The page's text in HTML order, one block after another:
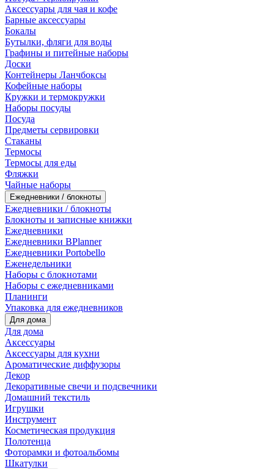
Аксессуары для чая и кофе
Барные аксессуары
Бокалы
Бутылки, фляги для воды
Графины и питейные наборы
Доски
Контейнеры Ланчбоксы
Кофейные наборы
Кружки и термокружки
Наборы посуды
Посуда
Предметы сервировки
Стаканы
Термосы
Термосы для еды
Фляжки
Чайные наборы
Ежедневники / блокноты
Ежедневники / блокноты
Блокноты и записные книжки
Ежедневники
Ежедневники BPlanner
Ежедневники Portobello
Еженедельники
Наборы с блокнотами
Наборы с ежедневниками
Планинги
Упаковка для ежедневников
Для дома
Для дома
Аксессуары
Аксессуары для кухни
Ароматические диффузоры
Декор
Декоративные свечи и подсвечники
Домашний текстиль
Игрушки
Инструмент
Косметическая продукция
Полотенца
Фоторамки и фотоальбомы
Шкатулки